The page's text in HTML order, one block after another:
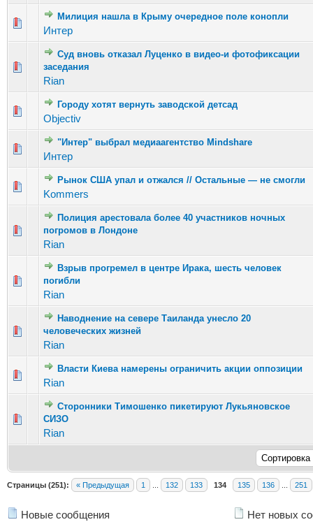
Милиция нашла в Крыму очередное поле конопли
Интер
Голосов: 1 - Средняя оценка: 1 из 5
12345
Суд вновь отказал Луценко в видео-и фотофиксации
заседания
Rian
Голосов: 3 - Средняя оценка: 2.67 из 5
Городу хотят вернуть заводской детсад
Objectiv
Голосов: 2 - Средняя оценка: 1 из 5
12 3 45
"Интер" выбрал медиаагентство Mindshare
Интер
Голосов: 3 - Средняя оценка: 3.33 из 5
12345
Рынок США упал и отжался // Остальные — не смогли
Kommers
Голосов: 6 - Средняя оценка: 1.33 из 5
12 345
Полиция арестовала более 40 участников ночных
погромов в Лондоне
Rian
Голосов: 3 - Средняя оценка: 1.67 из 5
12345
Взрыв прогремел в центре Ирака, шесть человек
погибли
Rian
Голосов: 1 - Средняя оценка: 1 из 5
Наводнение на севере Таиланда унесло 20
человеческих жизней
Rian
Голосов: 8 - Средняя оценка: 2 из 5
1 2345
Власти Киева намерены ограничить акции оппозиции
Rian
Голосов: 1 - Средняя оценка: 1 из 5
12345
Сторонники Тимошенко пикетируют Лукьяновское
СИЗО
Rian
Голосов: 1 - Средняя оценка: 1 из 5
Страницы (251): « Предыдущая 1 132 133 134 135 136 251
Новые сообщения Нет новых